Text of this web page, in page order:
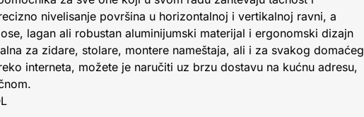
nivelisanje površina u horizontalnoj i vertikalnoj ravni, a
lagan ali robustan aluminijumski materijal i ergonomski dizajn
za zidare, stolare, montere nameštaja, ali i za svakog domaćeg
interneta, možete je naručiti uz brzu dostavu na kućnu adresu,